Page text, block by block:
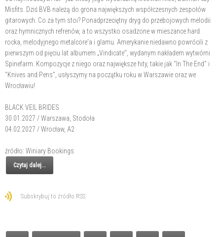
Misfits. Dziś BVB należą do grona największych współczesnych zespołów
gitarowych. Co za tym stoi? Ponadprzeciętny dryg do przebojowych melodii
oraz hymnicznych refrenów, a to wszystko osadzone w mieszance hard
rocka, melodyjnego metalcore'a i glamu. Amerykanie niedawno powrócili z
pierwszym od pięciu lat albumem „Vindicate", wydanym nakładem wytwórni
Spinefarm. Kompozycje z niego oraz największe hity, takie jak "In The End" i
"Knives and Pens", usłyszymy na początku roku w Warszawie oraz we
Wrocławiu!
BLACK VEIL BRIDES
30.01.2027 / Warszawa, Stodoła
04.02.2027 / Wrocław, A2
źródło: Winiary Bookings
Czytaj dalej...
Subskrybuj to źródło RSS